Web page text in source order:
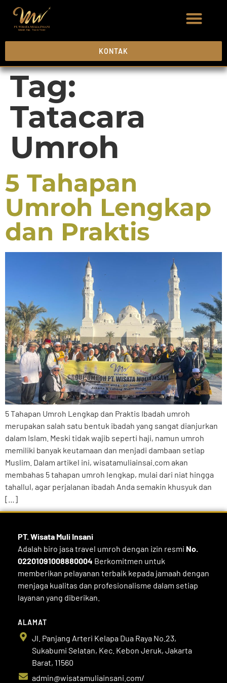
KONTAK
Tag:
Tatacara
Umroh
5 Tahapan
Umroh Lengkap
dan Praktis
5 Tahapan Umroh Lengkap dan Praktis Ibadah umroh
merupakan salah satu bentuk ibadah yang sangat dianjurkan
dalam Islam. Meski tidak wajib seperti haji, namun umroh
memiliki banyak keutamaan dan menjadi dambaan setiap
Muslim. Dalam artikel ini, wisatamuliainsai.com akan
membahas 5 tahapan umroh lengkap, mulai dari niat hingga
tahallul, agar perjalanan ibadah Anda semakin khusyuk dan
[…]
PT. Wisata Muli Insani
Adalah biro jasa travel umroh dengan izin resmi No.
02201091008880004 Berkomitmen untuk
memberikan pelayanan terbaik kepada jamaah dengan
menjaga kualitas dan profesionalisme dalam setiap
layanan yang diberikan.
ALAMAT
Jl. Panjang Arteri Kelapa Dua Raya No.23,
Sukabumi Selatan, Kec. Kebon Jeruk, Jakarta
Barat, 11560
admin@wisatamuliainsani.com/